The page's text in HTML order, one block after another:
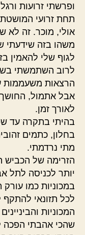
ופרשתי זרועות
תחת זרועי
אולי, מוכר. זה לא
משהו בזה שידעתי
לגוף שלי להאמין
לרוב השתמשתי
הרצאות משעממות
אבל אתמול,
לאורך זמן.
בהיתי בתקרה עד
בחלון, כתמים
מתי נרדמתי.
הזרימה של הכביש
יותר לכניסה לתל
במכוניות כמו
לכל תזונאי
המכוניות
שהכי אהבתי הפכה